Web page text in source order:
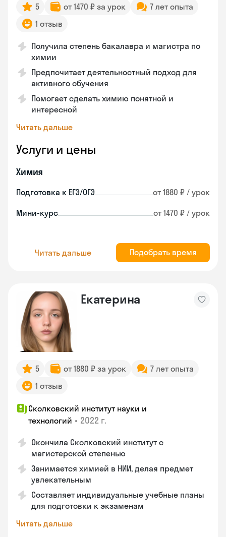
5 от 1470 ₽ за урок
7 лет опыта
1 отзыв
Получила степень бакалавра и магистра по
химии
Предпочитает деятельностный подход для
активного обучения
Помогает сделать химию понятной и
интересной
Читать дальше
Услуги и цены
Химия
Подготовка к ЕГЭ/ОГЭ от 1880 ₽ / урок
Мини-курс от 1470 ₽ / урок
Читать дальше Подобрать время
Екатерина
5 от 1880 ₽ за урок
7 лет опыта
1 отзыв
Сколковский институт науки и
технологий • 2022 г.
Окончила Сколковский институт с
магистерской степенью
Занимается химией в НИИ, делая предмет
увлекательным
Составляет индивидуальные учебные планы
для подготовки к экзаменам
Читать дальше